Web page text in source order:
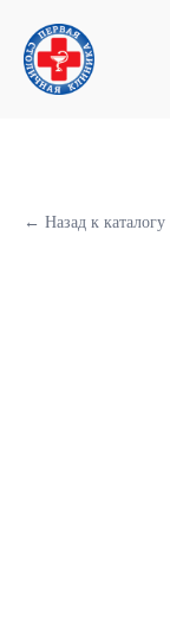
Первая
← Назад к каталогу